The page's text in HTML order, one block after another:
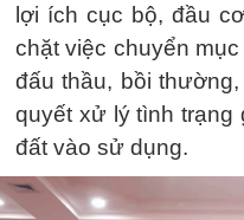
lợi ích cục bộ, đầu
chặt việc chuyển
đấu thầu, bồi
quyết xử lý tình trạng
đất vào sử dụng.